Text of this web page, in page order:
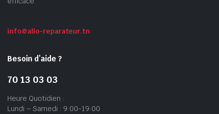
info@allo-reparateur.tn
Besoin d’aide ?
70 13 03 03
Heure Quotidien :
Lundi – Samedi : 9:00-19:00